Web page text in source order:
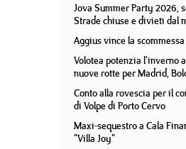
Jova Summer Party 2026,
Strade chiuse e divieti dal
Aggius vince la
Volotea potenzia l'inverno
nuove rotte per Madrid,
Conto alla rovescia per il
di Volpe di Porto Cervo
Maxi-sequestro a Cala
"Villa Joy"